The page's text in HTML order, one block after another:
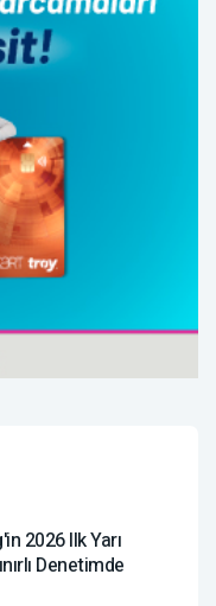
2026 Ilk Yarı
Denetimde